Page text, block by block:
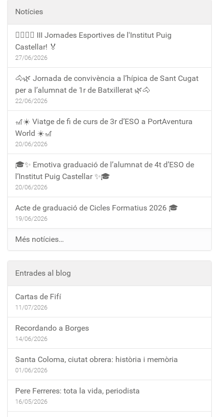
Notícies
🏃‍♀️🏃‍♂️ III Jornades Esportives de l'Institut Puig
Castellar! 🏅
27/06/2026
🐴🌿 Jornada de convivència a l’hípica de Sant Cugat
per a l’alumnat de 1r de Batxillerat 🌿🐴
22/06/2026
🎢☀️ Viatge de fi de curs de 3r d’ESO a PortAventura
World ☀️🎢
20/06/2026
🎓✨ Emotiva graduació de l’alumnat de 4t d’ESO de
l’Institut Puig Castellar ✨🎓
20/06/2026
Acte de graduació de Cicles Formatius 2026 🎓
19/06/2026
Més notícies…
Entrades al blog
Cartas de Fifí
11/07/2026
Recordando a Borges
14/06/2026
Santa Coloma, ciutat obrera: història i memòria
01/06/2026
Pere Ferreres: tota la vida, periodista
16/05/2026